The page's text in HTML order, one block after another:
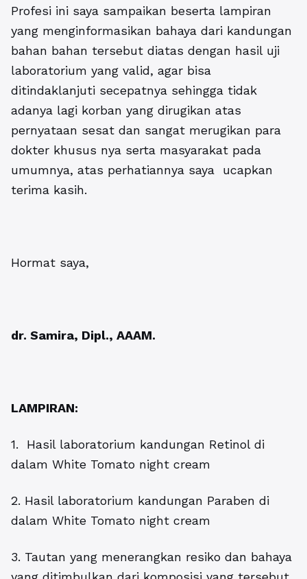
Profesi ini saya sampaikan beserta lampiran
yang menginformasikan bahaya dari kandungan
bahan bahan tersebut diatas dengan hasil uji
laboratorium yang valid, agar bisa
ditindaklanjuti secepatnya sehingga tidak
adanya lagi korban yang dirugikan atas
pernyataan sesat dan sangat merugikan para
dokter khusus nya serta masyarakat pada
umumnya, atas perhatiannya saya ucapkan
terima kasih.
Hormat saya,
dr. Samira, Dipl., AAAM.
LAMPIRAN:
1. Hasil laboratorium kandungan Retinol di
dalam White Tomato night cream
2. Hasil laboratorium kandungan Paraben di
dalam White Tomato night cream
3. Tautan yang menerangkan resiko dan bahaya